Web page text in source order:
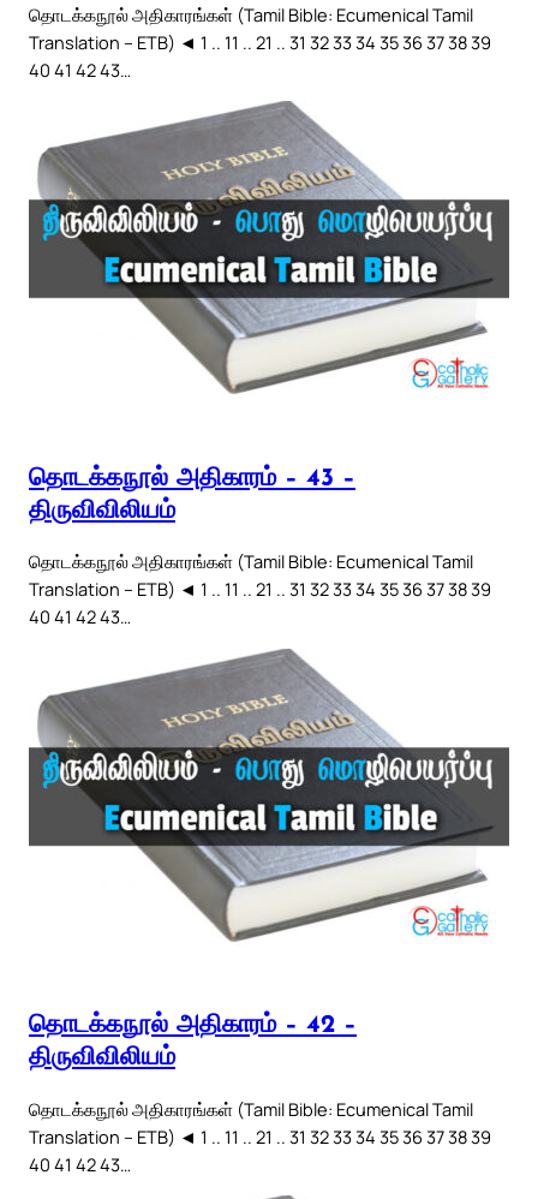
தொடக்கநூல் அதிகாரங்கள் (Tamil Bible: Ecumenical Tamil
Translation – ETB) ◄ 1 .. 11 .. 21 .. 31 32 33 34 35 36 37 38 39
40 41 42 43…
தொடக்கநூல் அதிகாரம் – 43 –
திருவிவிலியம்
தொடக்கநூல் அதிகாரங்கள் (Tamil Bible: Ecumenical Tamil
Translation – ETB) ◄ 1 .. 11 .. 21 .. 31 32 33 34 35 36 37 38 39
40 41 42 43…
தொடக்கநூல் அதிகாரம் – 42 –
திருவிவிலியம்
தொடக்கநூல் அதிகாரங்கள் (Tamil Bible: Ecumenical Tamil
Translation – ETB) ◄ 1 .. 11 .. 21 .. 31 32 33 34 35 36 37 38 39
40 41 42 43…